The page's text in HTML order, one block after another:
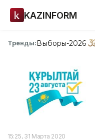
KAZINFORM
Тренды:Выборы-2026
15:25, 31 Марта 2020